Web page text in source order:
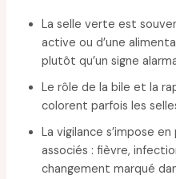
La selle verte est
active ou d’une
plutôt qu’un signe
Le rôle de la bile et la
colorent parfois les
La vigilance s’impose
associés : fièvre,
changement marqué